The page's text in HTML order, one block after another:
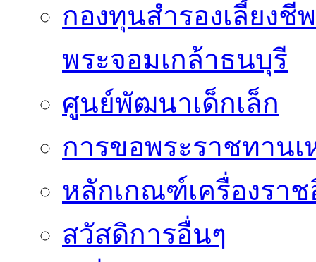
กองทุนสำรองเลี้ยง
พระจอมเกล้าธนบุรี
ศูนย์พัฒนาเด็กเล็ก
การขอพระราชทาน
หลักเกณฑ์เครื่องรา
สวัสดิการอื่นๆ